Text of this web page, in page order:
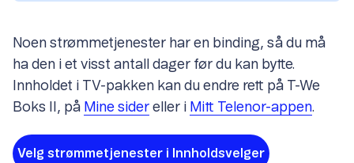
Noen strømmetjenester har en binding, så du må
ha den i et visst antall dager før du kan bytte.
Innholdet i TV-pakken kan du endre rett på T-We
Boks II, på Mine sider eller i Mitt Telenor-appen.
Velg strømmetjenester i Innholdsvelger